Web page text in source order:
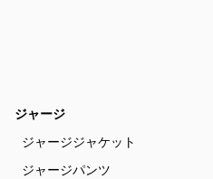
ジャージ
ジャージジャケット
ジャージパンツ